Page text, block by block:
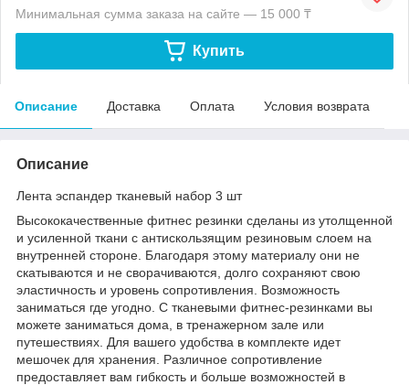
Минимальная сумма заказа на сайте — 15 000 ₸
Купить
Описание Доставка Оплата Условия возврата
Описание
Лента эспандер тканевый набор 3 шт
Высококачественные фитнес резинки сделаны из утолщенной
и усиленной ткани с антискользящим резиновым слоем на
внутренней стороне. Благодаря этому материалу они не
скатываются и не сворачиваются, долго сохраняют свою
эластичность и уровень сопротивления. Возможность
заниматься где угодно. С тканевыми фитнес-резинками вы
можете заниматься дома, в тренажерном зале или
путешествиях. Для вашего удобства в комплекте идет
мешочек для хранения. Различное сопротивление
предоставляет вам гибкость и больше возможностей в